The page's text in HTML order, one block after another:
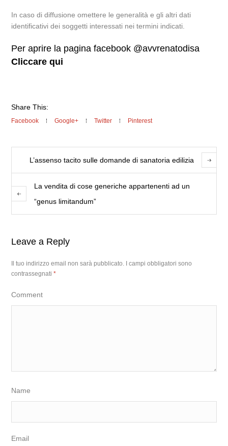
In caso di diffusione omettere le generalità e gli altri dati
identificativi dei soggetti interessati nei termini indicati.
Per aprire la pagina facebook @avvrenatodisa
Cliccare qui
Share This:
Facebook Google+ Twitter Pinterest
L’assenso tacito sulle domande di sanatoria edilizia
La vendita di cose generiche appartenenti ad un
“genus limitandum”
Leave a Reply
Il tuo indirizzo email non sarà pubblicato.
I campi obbligatori sono
contrassegnati*
Comment
Name
Email